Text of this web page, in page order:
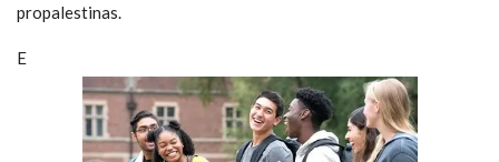
propalestinas.
E